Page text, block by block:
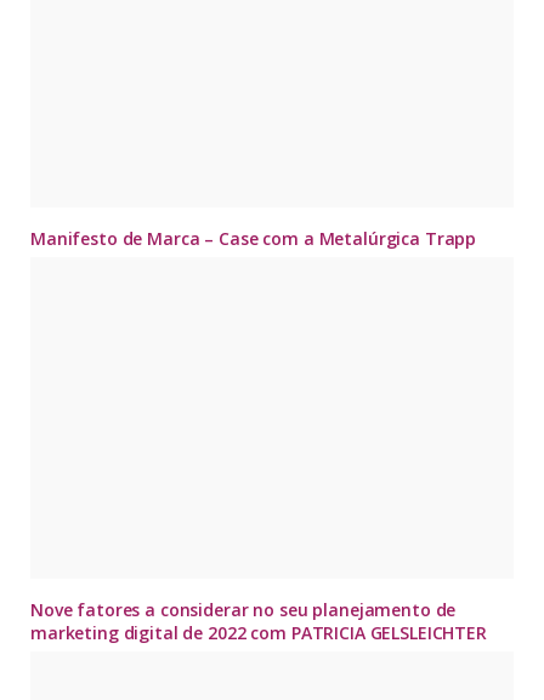
Manifesto de Marca – Case com a Metalúrgica Trapp
Nove fatores a considerar no seu planejamento de
marketing digital de 2022 com PATRICIA GELSLEICHTER